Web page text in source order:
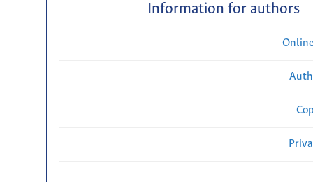
Information for authors